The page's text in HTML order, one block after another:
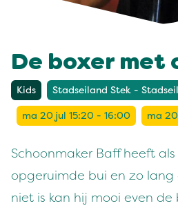
De boxer met
Kids Stadseiland Stek -
ma 20 jul 15:20 - 16:00 ma
Schoonmaker Baff heeft
opgeruimde bui en zo lang
niet is kan hij mooi even